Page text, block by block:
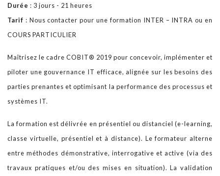
Notre BLOG
Durée : 3 jours - 21 heures
Tarif : Nous contacter pour une formation INTER – INTRA ou en
COURS PARTICULIER
Maîtrisez le cadre COBIT® 2019 pour concevoir, implémenter et
piloter une gouvernance IT efficace, alignée sur les besoins des
parties prenantes et optimisant la performance des processus et
systèmes IT.
La formation est délivrée en présentiel ou distanciel (e-learning,
classe virtuelle, présentiel et à distance). Le formateur alterne
entre méthodes démonstrative, interrogative et active (via des
travaux pratiques et/ou des mises en situation). La validation